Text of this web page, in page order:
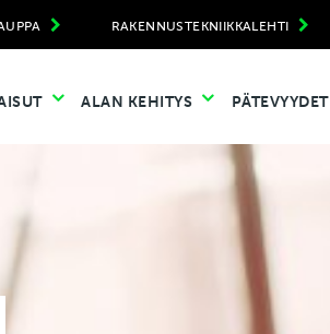
RAKENNUSTEKNIIKKALEHTI
ALAN KEHITYS PÄTEVYYDET